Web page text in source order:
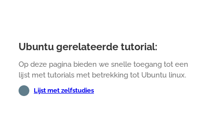
Ubuntu gerelateerde tutorial:
Op deze pagina bieden we snelle toegang tot een
lijst met tutorials met betrekking tot Ubuntu linux.
Lijst met zelfstudies